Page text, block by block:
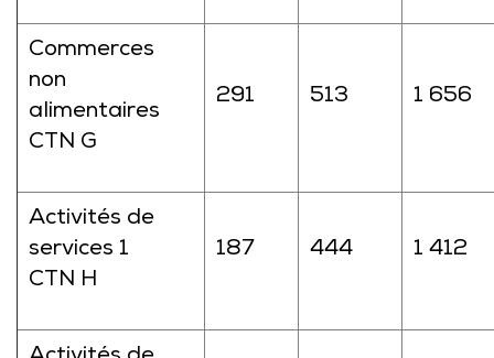
Commerces
non
alimentaires
CTN G
291 513 1 656
Activités de
services 1
CTN H
187 444 1 412